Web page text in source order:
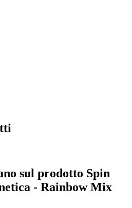
sul prodotto Spin
- Rainbow Mix